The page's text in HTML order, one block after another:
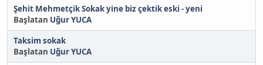
Şehit Mehmetçik Sokak yine biz çektik eski - yeni
Başlatan Uğur YUCA
Taksim sokak
Başlatan Uğur YUCA